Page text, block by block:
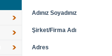
Adınız Soyadınız
Şirket/Firma Adı
Adres